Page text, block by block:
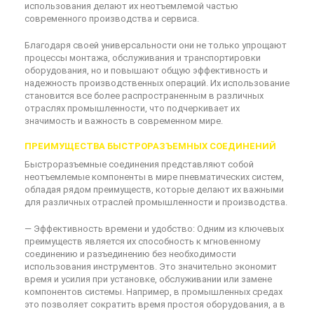
использования делают их неотъемлемой частью
современного производства и сервиса.
Благодаря своей универсальности они не только упрощают
процессы монтажа, обслуживания и транспортировки
оборудования, но и повышают общую эффективность и
надежность производственных операций. Их использование
становится все более распространенным в различных
отраслях промышленности, что подчеркивает их
значимость и важность в современном мире.
ПРЕИМУЩЕСТВА БЫСТРОРАЗЪЕМНЫХ СОЕДИНЕНИЙ
Быстроразъемные соединения представляют собой
неотъемлемые компоненты в мире пневматических систем,
обладая рядом преимуществ, которые делают их важными
для различных отраслей промышленности и производства.
— Эффективность времени и удобство: Одним из ключевых
преимуществ является их способность к мгновенному
соединению и разъединению без необходимости
использования инструментов. Это значительно экономит
время и усилия при установке, обслуживании или замене
компонентов системы. Например, в промышленных средах
это позволяет сократить время простоя оборудования, а в